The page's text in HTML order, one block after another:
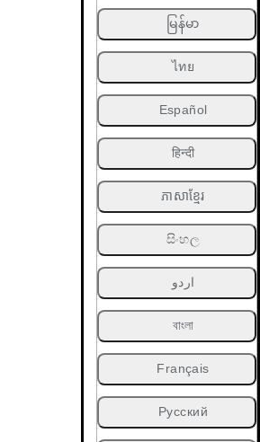
မြန်မာ
ไทย
Español
हिन्दी
ភាសាខ្មែរ
සිංහල
اردو
বাংলা
Français
Русский